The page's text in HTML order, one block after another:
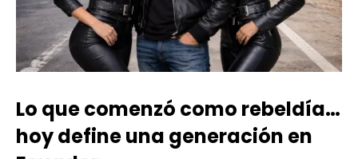
Lo que comenzó como rebeldía…
hoy define una generación en